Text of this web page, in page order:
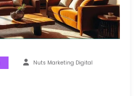
Nuts Marketing Digital